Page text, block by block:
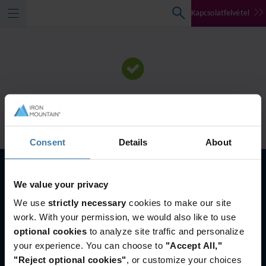
Consent Details About
We value your privacy
We use strictly necessary cookies to make our site
work. With your permission, we would also like to use
optional cookies to analyze site traffic and personalize
your experience. You can choose to "Accept All,"
"Reject optional cookies", or customize your choices
Kapcsolatfelvétel